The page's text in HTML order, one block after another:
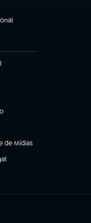
aba)
aba)
aba)
de Mídias
aba)